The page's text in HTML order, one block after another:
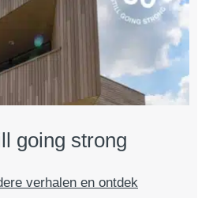
going strong
verhalen en ontdek